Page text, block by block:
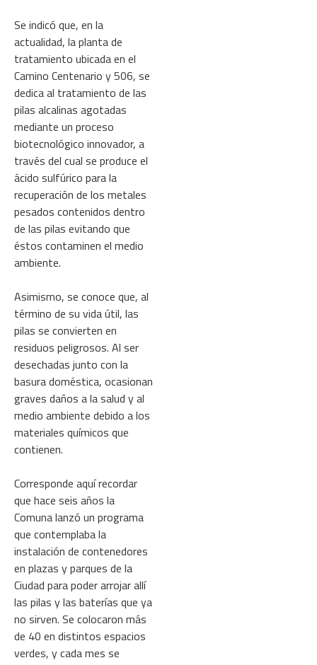
Se indicó que, en la
actualidad, la planta de
tratamiento ubicada en el
Camino Centenario y 506, se
dedica al tratamiento de las
pilas alcalinas agotadas
mediante un proceso
biotecnológico innovador, a
través del cual se produce el
ácido sulfúrico para la
recuperación de los metales
pesados contenidos dentro
de las pilas evitando que
éstos contaminen el medio
ambiente.
Asimismo, se conoce que, al
término de su vida útil, las
pilas se convierten en
residuos peligrosos. Al ser
desechadas junto con la
basura doméstica, ocasionan
graves daños a la salud y al
medio ambiente debido a los
materiales químicos que
contienen.
Corresponde aquí recordar
que hace seis años la
Comuna lanzó un programa
que contemplaba la
instalación de contenedores
en plazas y parques de la
Ciudad para poder arrojar allí
las pilas y las baterías que ya
no sirven. Se colocaron más
de 40 en distintos espacios
verdes, y cada mes se